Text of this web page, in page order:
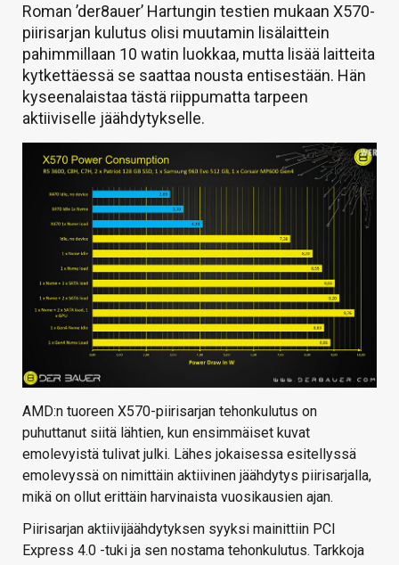
Roman ’der8auer’ Hartungin testien mukaan X570-
piirisarjan kulutus olisi muutamin lisälaittein
pahimmillaan 10 watin luokkaa, mutta lisää laitteita
kytkettäessä se saattaa nousta entisestään. Hän
kyseenalaistaa tästä riippumatta tarpeen
aktiiviselle jäähdytykselle.
AMD:n tuoreen X570-piirisarjan tehonkulutus on
puhuttanut siitä lähtien, kun ensimmäiset kuvat
emolevyistä tulivat julki. Lähes jokaisessa esitellyssä
emolevyssä on nimittäin aktiivinen jäähdytys piirisarjalla,
mikä on ollut erittäin harvinaista vuosikausien ajan.
Piirisarjan aktiivijäähdytyksen syyksi mainittiin PCI
Express 4.0 -tuki ja sen nostama tehonkulutus. Tarkkoja